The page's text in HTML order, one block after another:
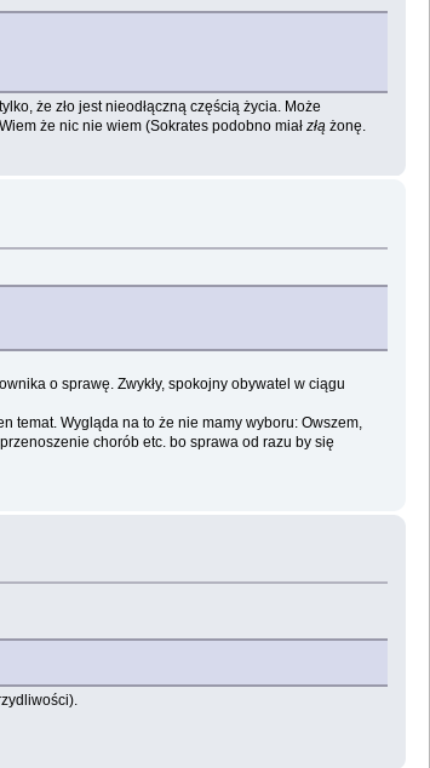
że zło jest nieodłączną częścią życia. Może
że nic nie wiem (Sokrates podobno miał złążonę.
o sprawę. Zwykły, spokojny obywatel w ciągu
temat. Wygląda na to że nie mamy wyboru: Owszem,
chorób etc. bo sprawa od razu by się